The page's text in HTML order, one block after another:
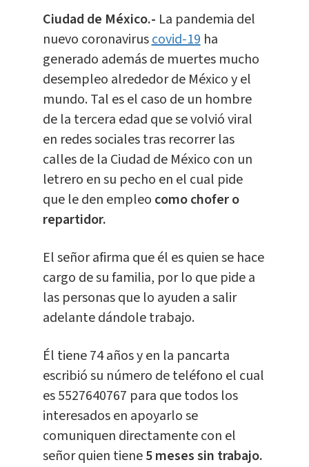
Ciudad de México.- La pandemia del
nuevo coronaviruscovid-19ha
generado además de muertes mucho
desempleo alrededor de México y el
mundo. Tal es el caso de un hombre
de la tercera edad que se volvió viral
en redes sociales tras recorrer las
calles de la Ciudad de México con un
letrero en su pecho en el cual pide
que le den empleo como chofer o
repartidor.
El señor afirma que él es quien se hace
cargo de su familia, por lo que pide a
las personas que lo ayuden a salir
adelante dándole trabajo.
Él tiene 74 años y en la pancarta
escribió su número de teléfono el cual
es 5527640767 para que todos los
interesados en apoyarlo se
comuniquen directamente con el
señor quien tiene5 meses sin trabajo.